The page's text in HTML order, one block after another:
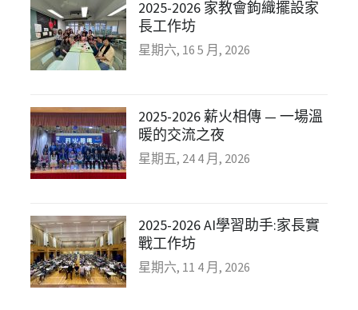
2025-2026 家教會鉤織擺設家
長工作坊
星期六, 16 5 月, 2026
2025-2026 薪火相傳 — 一場溫
暖的交流之夜
星期五, 24 4 月, 2026
2025-2026 AI學習助手:家長實
戰工作坊
星期六, 11 4 月, 2026